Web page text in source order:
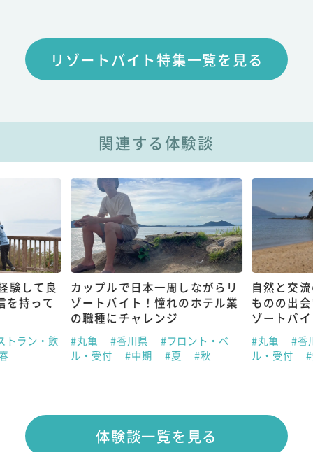
リゾートバイト特集一覧を見る
関連する体験談
験して良
を持って
トラン・飲
カップルで日本一周しながらリ
ゾートバイト！憧れのホテル業
の職種にチャレンジ
#丸亀 #香川県
#フロント・ベ
ル・受付
#中期 #夏 #秋
自然と交
ものの出
ゾートバ
#丸亀
#香
ル・受付
体験談一覧を見る